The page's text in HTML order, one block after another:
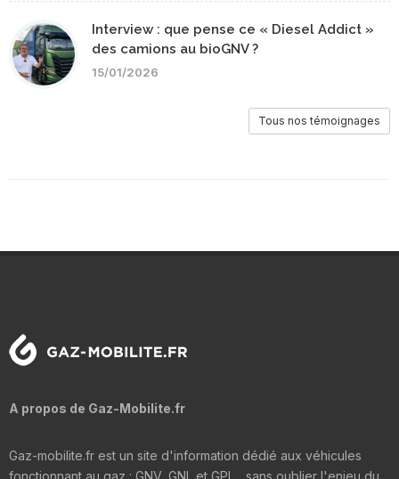
Interview : que pense ce « Diesel Addict »
des camions au bioGNV ?
15/01/2026
Tous nos témoignages
A propos de Gaz-Mobilite.fr
Gaz-mobilite.fr est un site d'information dédié aux véhicules